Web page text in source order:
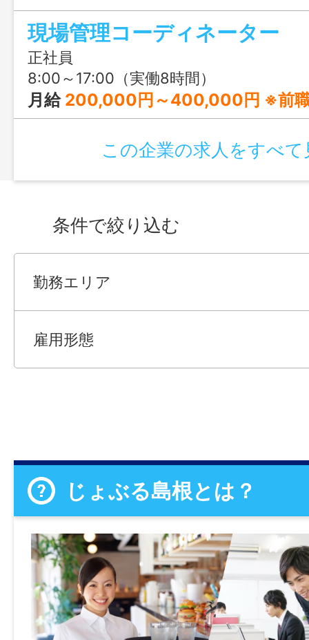
たい30代社員が多数活躍中！
現場管理コーディネーター
正社員
8:00～17:00（実働8時間）
月給 200,000円～400,000円 ※前職の経験や年齢、能力をしっ
この企業の求人をすべて
条件で絞り込む
勤務エリア
雇用形態
じょぶる島根とは？